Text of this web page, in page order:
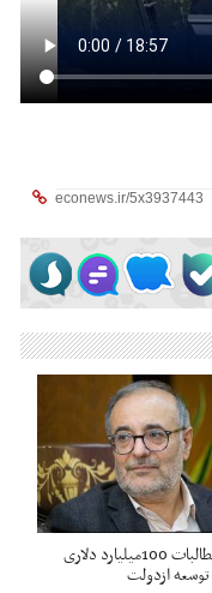
وصول مطالبات 100میلیارد دلاری
ازدولت